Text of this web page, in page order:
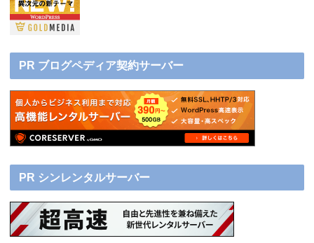
PR ブログペディア契約サーバー
PR シンレンタルサーバー